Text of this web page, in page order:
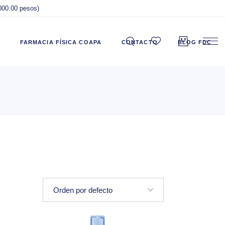
pesos)
FARMACIA FÍSICA COAPA CONTACTO BLOG FDC